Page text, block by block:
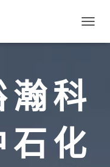
O
瀚科
石化